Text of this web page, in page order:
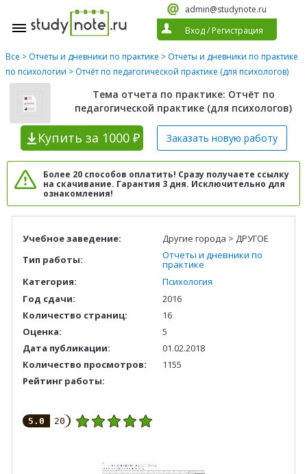
admin@studynote.ru
Вход/ Регистрация
Все > Отчеты и дневники по практике > Отчеты и дневники по практике
по психологии > Отчёт по педагогической практике (для психологов)
Тема отчета по практике: Отчёт по
педагогической практике (для психологов)
Купить за 1000 ₽ Заказать новую работу
Более 20 способов оплатить! Сразу получаете ссылку
на скачивание. Гарантия 3 дня. Исключительно для
ознакомления!
Учебное заведение:
Другие города > ДРУГОЕ
Тип работы:
Отчеты и дневники по
практике
Категория:
Психология
Год сдачи:
2016
Количество страниц:
16
Оценка:
5
Дата публикации:
01.02.2018
Количество просмотров:
1155
Рейтинг работы:
5.0 20